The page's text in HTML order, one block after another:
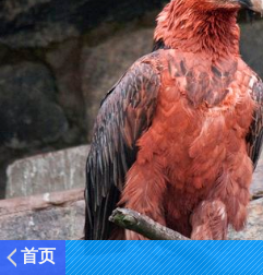
首页